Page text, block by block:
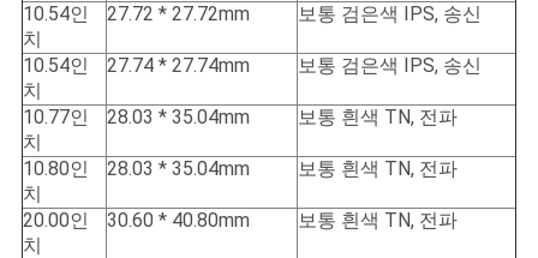
10.54인
치
27.72 * 27.72mm 보통 검은색 IPS, 송신
10.54인
치
27.74 * 27.74mm 보통 검은색 IPS, 송신
10.77인
치
28.03 * 35.04mm 보통 흰색 TN, 전파
10.80인
치
28.03 * 35.04mm 보통 흰색 TN, 전파
20.00인
치
30.60 * 40.80mm 보통 흰색 TN, 전파